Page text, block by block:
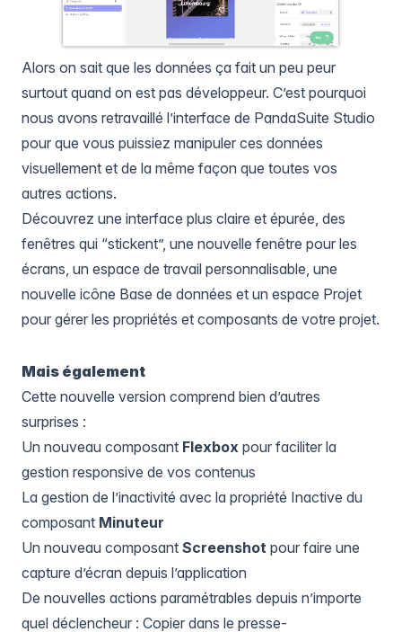
Alors on sait que les données ça fait un peu peur
surtout quand on est pas développeur. C’est pourquoi
nous avons retravaillé l’interface de PandaSuite Studio
pour que vous puissiez manipuler ces données
visuellement et de la même façon que toutes vos
autres actions.
Découvrez une interface plus claire et épurée, des
fenêtres qui “stickent”, une nouvelle fenêtre pour les
écrans, un espace de travail personnalisable, une
nouvelle icône Base de données et un espace Projet
pour gérer les propriétés et composants de votre projet.
Mais également
Cette nouvelle version comprend bien d’autres
surprises :
Un nouveau composant Flexbox pour faciliter la
gestion responsive de vos contenus
La gestion de l’inactivité avec la propriété Inactive du
composant Minuteur
Un nouveau composant Screenshot pour faire une
capture d’écran depuis l’application
De nouvelles actions paramétrables depuis n’importe
quel déclencheur : Copier dans le presse-